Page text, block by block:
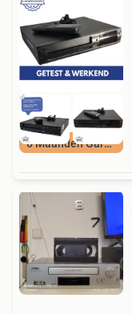
6 Maanden Garantie